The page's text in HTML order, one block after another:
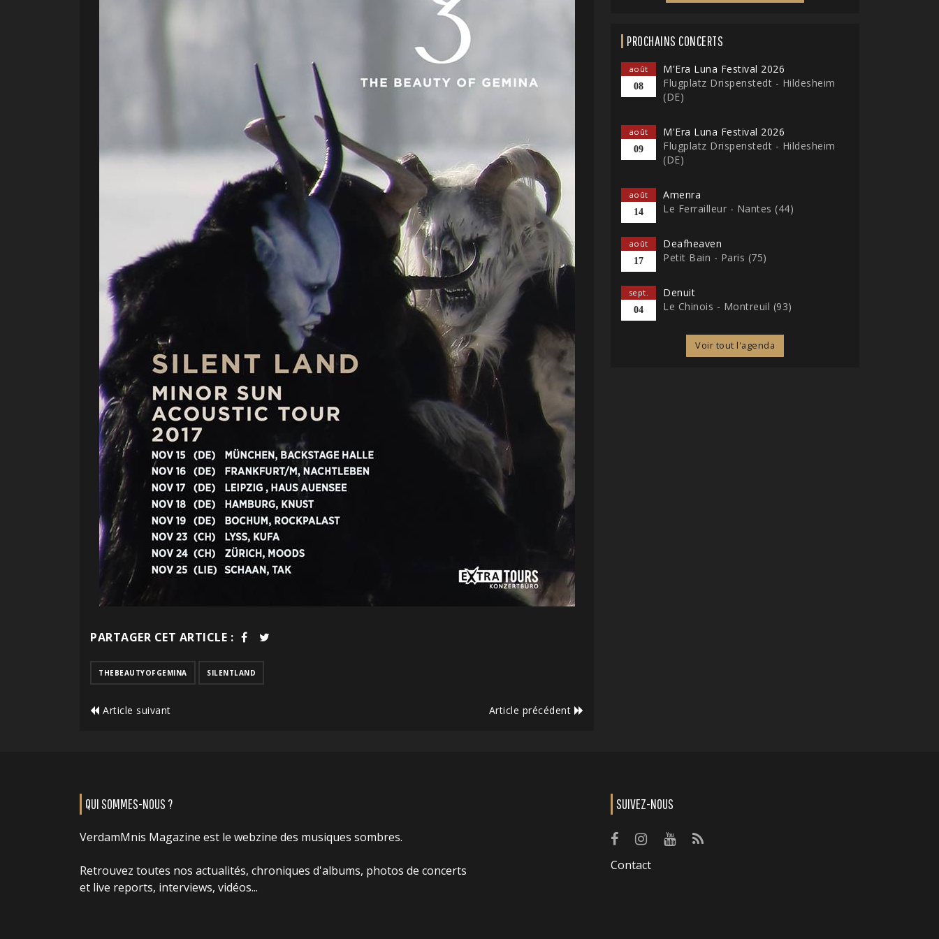
PARTAGER CET ARTICLE :
THEBEAUTYOFGEMINA SILENTLAND
Article suivant Article précédent
PROCHAINS CONCERTS
août
08
M'Era Luna Festival 2026
Flugplatz Drispenstedt - Hildesheim
(DE)
août
09
M'Era Luna Festival 2026
Flugplatz Drispenstedt - Hildesheim
(DE)
août
14
Amenra
Le Ferrailleur - Nantes (44)
août
17
Deafheaven
Petit Bain - Paris (75)
sept.
04
Denuit
Le Chinois - Montreuil (93)
Voir tout l'agenda
QUI SOMMES-NOUS ?
VerdamMnis Magazine est le webzine des musiques sombres.
Retrouvez toutes nos actualités, chroniques d'albums, photos de concerts
et live reports, interviews, vidéos...
SUIVEZ-NOUS
Contact